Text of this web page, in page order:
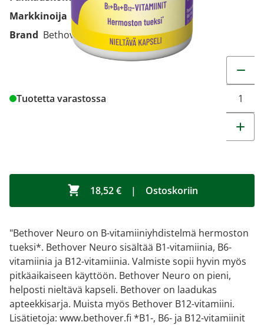
Markkinoija Oy Verman Ab
Brand Bethover
Tuotetta varastossa
18,52 € | Ostoskoriin
"Bethover Neuro on B-vitamiiniyhdistelmä hermoston
tueksi*. Bethover Neuro sisältää B1-vitamiinia, B6-
vitamiinia ja B12-vitamiinia. Valmiste sopii hyvin myös
pitkäaikaiseen käyttöön. Bethover Neuro on pieni,
helposti nieltävä kapseli. Bethover on laadukas
apteekkisarja. Muista myös Bethover B12-vitamiini.
Lisätietoja: www.bethover.fi *B1-, B6- ja B12-vitamiinit